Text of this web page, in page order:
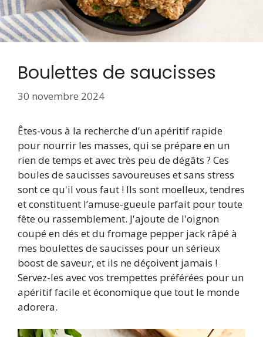
Boulettes de saucisses
30 novembre 2024
Êtes-vous à la recherche d’un apéritif rapide
pour nourrir les masses, qui se prépare en un
rien de temps et avec très peu de dégâts ? Ces
boules de saucisses savoureuses et sans stress
sont ce qu'il vous faut ! Ils sont moelleux, tendres
et constituent l’amuse-gueule parfait pour toute
fête ou rassemblement. J'ajoute de l'oignon
coupé en dés et du fromage pepper jack râpé à
mes boulettes de saucisses pour un sérieux
boost de saveur, et ils ne déçoivent jamais !
Servez-les avec vos trempettes préférées pour un
apéritif facile et économique que tout le monde
adorera.